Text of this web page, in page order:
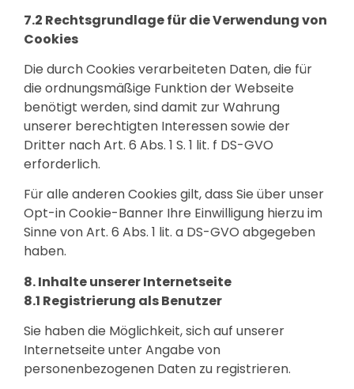
7.2 Rechtsgrundlage für die Verwendung von
Cookies
Die durch Cookies verarbeiteten Daten, die für
die ordnungsmäßige Funktion der Webseite
benötigt werden, sind damit zur Wahrung
unserer berechtigten Interessen sowie der
Dritter nach Art. 6 Abs. 1 S. 1 lit. f DS-GVO
erforderlich.
Für alle anderen Cookies gilt, dass Sie über unser
Opt-in Cookie-Banner Ihre Einwilligung hierzu im
Sinne von Art. 6 Abs. 1 lit. a DS-GVO abgegeben
haben.
8. Inhalte unserer Internetseite
8.1 Registrierung als Benutzer
Sie haben die Möglichkeit, sich auf unserer
Internetseite unter Angabe von
personenbezogenen Daten zu registrieren.